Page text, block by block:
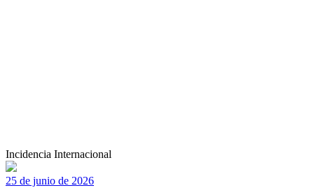
Incidencia Internacional
25 de junio de 2026